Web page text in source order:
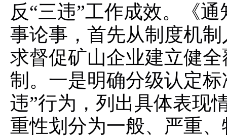
反“三违”工作成效。《
事论事，首先从制度机
求督促矿山企业建立健
制。一是明确分级认定
违”行为，列出具体表现
重性划分为一般、严重